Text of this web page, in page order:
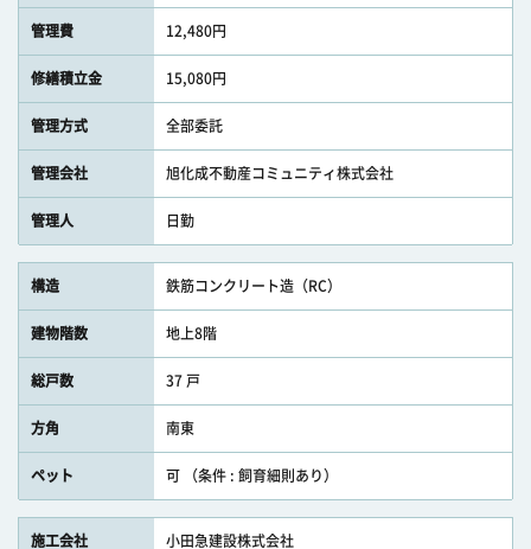
管理費 12,480円
修繕積立金 15,080円
管理方式 全部委託
管理会社 旭化成不動産コミュニティ株式会社
管理人 日勤
構造 鉄筋コンクリート造（RC）
建物階数 地上8階
総戸数 37 戸
方角 南東
ペット 可 （条件 : 飼育細則あり）
施工会社 小田急建設株式会社